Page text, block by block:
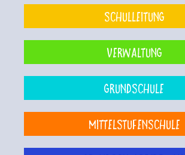
Schulleitung
Verwaltung
Grundschule
Mittelstufenschule